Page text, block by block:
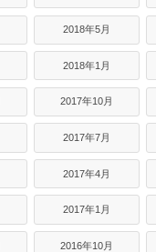
2018年5月
2018年1月
2017年10月
2017年7月
2017年4月
2017年1月
2016年10月